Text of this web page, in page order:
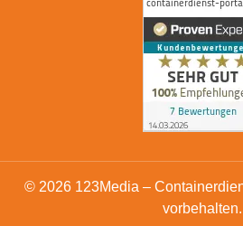
© 2026 123Media –
vorbehalten.